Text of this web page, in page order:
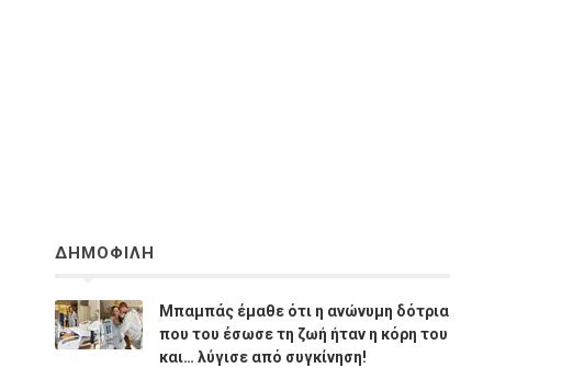
ΔΗΜΟΦΙΛΗ
Μπαμπάς έμαθε ότι η ανώνυμη δότρια
που του έσωσε τη ζωή ήταν η κόρη του
και… λύγισε από συγκίνηση!